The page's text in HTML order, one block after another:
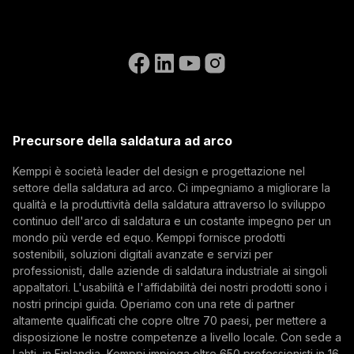
Vai al sito web di WeldEye
(opens in a new tab)
(opens in a new tab)
Integratore
Utente finale
Iscrivendosi alla nostra newsletter si accetta di
ricevere e-mail da Kemppi.
Precursore della saldatura ad arco
Kemppi è società leader del design e progettazione nel
settore della saldatura ad arco. Ci impegniamo a migliorare la
qualità e la produttività della saldatura attraverso lo sviluppo
continuo dell'arco di saldatura e un costante impegno per un
mondo più verde ed equo. Kemppi fornisce prodotti
sostenibili, soluzioni digitali avanzate e servizi per
professionisti, dalle aziende di saldatura industriale ai singoli
appaltatori. L'usabilità e l'affidabilità dei nostri prodotti sono i
nostri principi guida. Operiamo con una rete di partner
altamente qualificati che copre oltre 70 paesi, per mettere a
disposizione le nostre competenze a livello locale. Con sede a